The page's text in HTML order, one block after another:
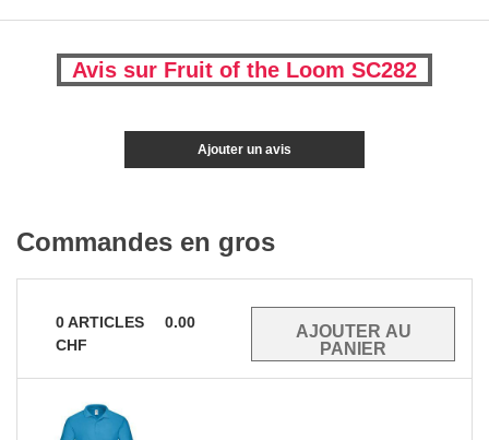
Avis sur Fruit of the Loom SC282
Ajouter un avis
Commandes en gros
0ARTICLES
0.00
CHF